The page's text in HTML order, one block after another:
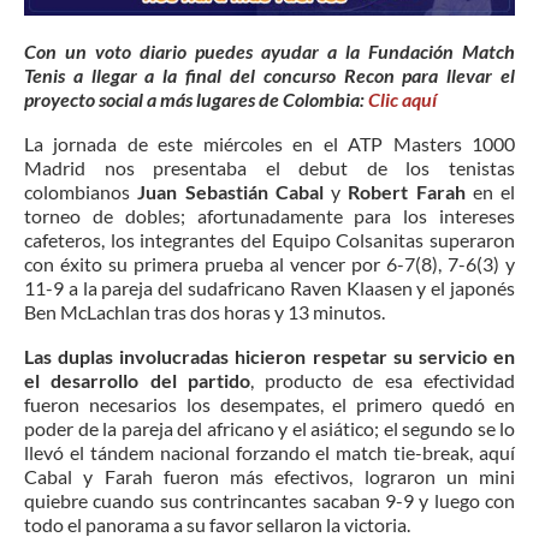
Con un voto diario puedes ayudar a la Fundación Match
Tenis a llegar a la final del concurso Recon para llevar el
proyecto social a más lugares de Colombia:Clic aquí
La jornada de este miércoles en el ATP Masters 1000
Madrid nos presentaba el debut de los tenistas
colombianos Juan Sebastián Cabaly Robert Farahen el
torneo de dobles; afortunadamente para los intereses
cafeteros, los integrantes del Equipo Colsanitas superaron
con éxito su primera prueba al vencer por 6-7(8), 7-6(3) y
11-9 a la pareja del sudafricano Raven Klaasen y el japonés
Ben McLachlan tras dos horas y 13 minutos.
Las duplas involucradas hicieron respetar su servicio en
el desarrollo del partido, producto de esa efectividad
fueron necesarios los desempates, el primero quedó en
poder de la pareja del africano y el asiático; el segundo se lo
llevó el tándem nacional forzando el match tie-break, aquí
Cabal y Farah fueron más efectivos, lograron un mini
quiebre cuando sus contrincantes sacaban 9-9 y luego con
todo el panorama a su favor sellaron la victoria.